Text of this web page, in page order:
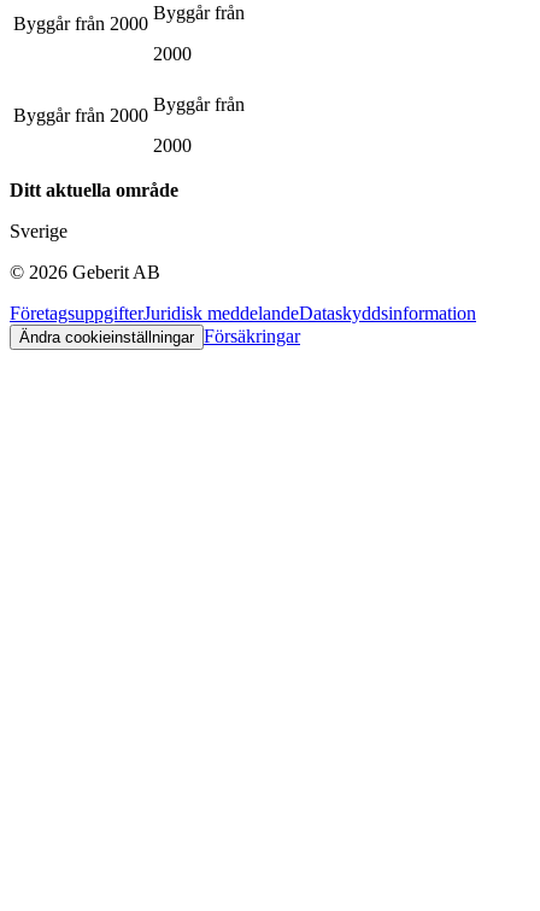
Byggår från 2000
Byggår från
2000
Byggår från 2000
Byggår från
2000
Ditt aktuella område
Sverige
© 2026 Geberit AB
FöretagsuppgifterJuridisk meddelandeDataskyddsinformation
Ändra cookieinställningar Försäkringar